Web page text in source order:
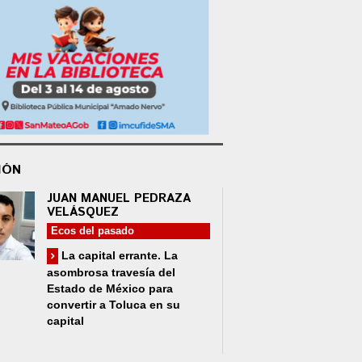
JUAN MANUEL PEDRAZA
VELÁSQUEZ
Ecos del pasado
La capital errante. La
asombrosa travesía del
Estado de México para
convertir a Toluca en su
capital